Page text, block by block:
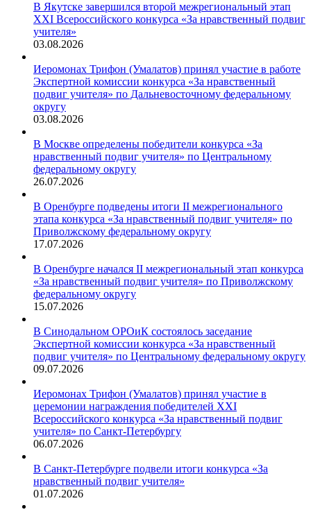
В Якутске завершился второй межрегиональный этап
XXI Всероссийского конкурса «За нравственный подвиг
учителя»
03.08.2026
Иеромонах Трифон (Умалатов) принял участие в работе
Экспертной комиссии конкурса «За нравственный
подвиг учителя» по Дальневосточному федеральному
округу
03.08.2026
В Москве определены победители конкурса «За
нравственный подвиг учителя» по Центральному
федеральному округу
26.07.2026
В Оренбурге подведены итоги II межрегионального
этапа конкурса «За нравственный подвиг учителя» по
Приволжскому федеральному округу
17.07.2026
В Оренбурге начался II межрегиональный этап конкурса
«За нравственный подвиг учителя» по Приволжскому
федеральному округу
15.07.2026
В Синодальном ОРОиК состоялось заседание
Экспертной комиссии конкурса «За нравственный
подвиг учителя» по Центральному федеральному округу
09.07.2026
Иеромонах Трифон (Умалатов) принял участие в
церемонии награждения победителей XXI
Всероссийского конкурса «За нравственный подвиг
учителя» по Санкт-Петербургу
06.07.2026
В Санкт-Петербурге подвели итоги конкурса «За
нравственный подвиг учителя»
01.07.2026